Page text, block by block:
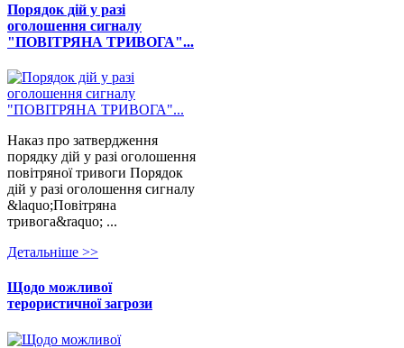
Порядок дій у разі
оголошення сигналу
"ПОВІТРЯНА ТРИВОГА"...
Наказ про затвердження
порядку дій у разі оголошення
повітряної тривоги Порядок
дій у разі оголошення сигналу
&laquo;Повітряна
тривога&raquo; ...
Детальнiше >>
Щодо можливої
терористичної загрози